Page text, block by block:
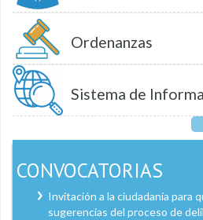
Ordenanzas
Sistema de
CONVOCATORIAS
Invitación a la ciudadanía para
sugerencias del proceso de